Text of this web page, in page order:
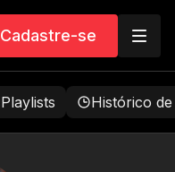
Cadastre-se
Playlists Histórico